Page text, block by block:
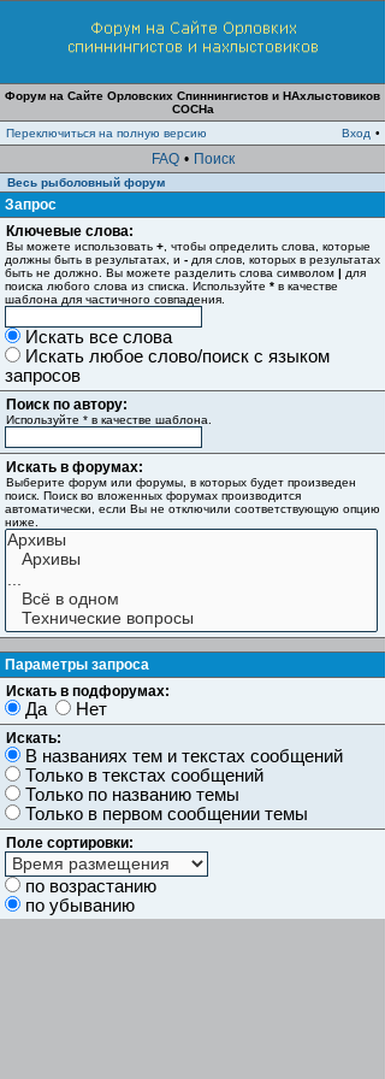
Форум на Сайте Орловских Спиннингистов и НАхлыстовиков
СОСНа
Переключиться на полную версию
Вход •
FAQ • Поиск
Весь рыболовный форум
Запрос
Ключевые слова:
Вы можете использовать + , чтобы определить слова, которые
должны быть в результатах, и - для слов, которых в результатах
быть не должно. Вы можете разделить слова символом | для
поиска любого слова из списка. Используйте * в качестве
шаблона для частичного совпадения.
Искать все слова
Искать любое слово/поиск с языком
запросов
Поиск по автору:
Используйте * в качестве шаблона.
Искать в форумах:
Выберите форум или форумы, в которых будет произведен
поиск. Поиск во вложенных форумах производится
автоматически, если Вы не отключили соответствующую опцию
ниже.
Параметры запроса
Искать в подфорумах:
Да Нет
Искать:
В названиях тем и текстах сообщений
Только в текстах сообщений
Только по названию темы
Только в первом сообщении темы
Поле сортировки:
по возрастанию
по убыванию